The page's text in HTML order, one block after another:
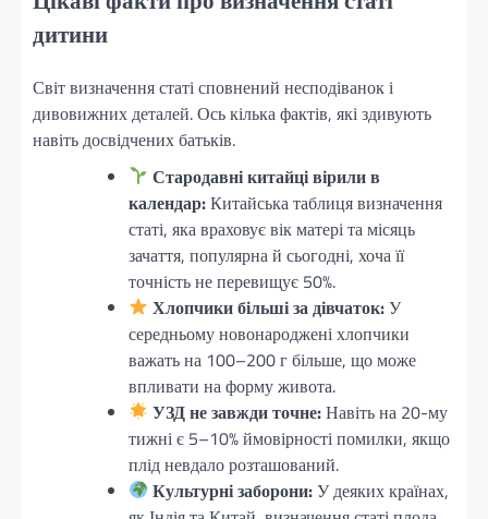
дитини
Світ визначення статі сповнений несподіванок і
дивовижних деталей. Ось кілька фактів, які здивують
навіть досвідчених батьків.
Стародавні китайці вірили в
календар:Китайська таблиця визначення
статі, яка враховує вік матері та місяць
зачаття, популярна й сьогодні, хоча її
точність не перевищує 50%.
Хлопчики більші за дівчаток:У
середньому новонароджені хлопчики
важать на 100–200 г більше, що може
впливати на форму живота.
УЗД не завжди точне:Навіть на 20-му
тижні є 5–10% ймовірності помилки, якщо
плід невдало розташований.
Культурні заборони:У деяких країнах,